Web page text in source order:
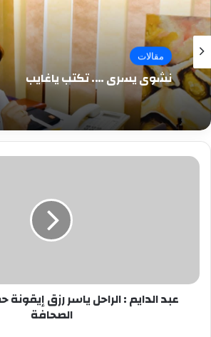
مقالات
نشوى يسرى …. تكتب ياغايب
عبد
فى
عبد الدايم : الراحل ياسر رزق
الصحافة